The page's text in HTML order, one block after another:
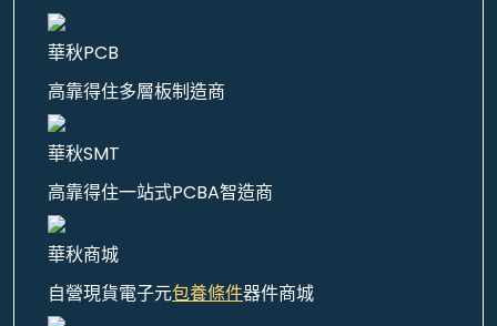
華秋PCB
高靠得住多層板制造商
華秋SMT
高靠得住一站式PCBA智造商
華秋商城
自營現貨電子元包養條件器件商城